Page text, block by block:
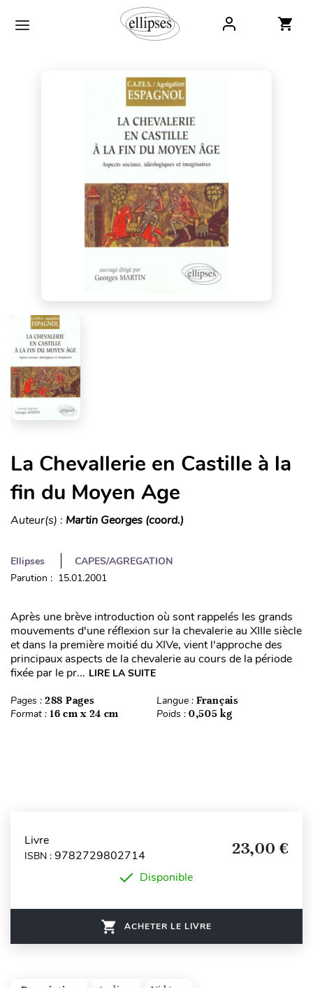
La Chevallerie en Castille à la
fin du Moyen Age
Auteur(s) : Martin Georges (coord.)
Ellipses
CAPES/AGREGATION
Parution : 15.01.2001
Après une brève introduction où sont rappelés les grands
mouvements d'une réflexion sur la chevalerie au XIIIe siècle
et dans la première moitié du XIVe, vient l'approche des
principaux aspects de la chevalerie au cours de la période
fixée par le pr... LIRE LA SUITE
Pages : 288 Pages Langue : Français
Format : 16 cm x 24 cm Poids : 0,505 kg
Livre
ISBN : 9782729802714 23,00 €
Disponible
ACHETER LE LIVRE